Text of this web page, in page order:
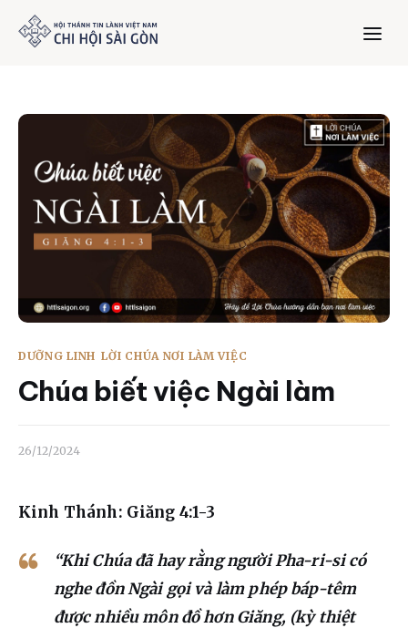
Trang chủ
Giới thiệu
Dưỡng Linh
Thư viện
Bản tin
Mục vụ
Liên hệ
Dâng hiến
DƯỠNG LINH LỜI CHÚA NƠI LÀM VIỆC
Chúa biết việc Ngài làm
26/12/2024
Kinh Thánh: Giăng 4:1-3
“Khi Chúa đã hay rằng người Pha-ri-si có
nghe đồn Ngài gọi và làm phép báp-têm
được nhiều môn đồ hơn Giăng, (kỳ thiệt